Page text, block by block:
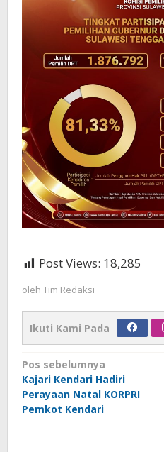
Post Views: 18,285
oleh Tim Redaksi
Ikuti Kami Pada
Navigasi
pos
Pos sebelumnya
Kajari Kendari Hadiri
Perayaan Natal KORPRI
Pemkot Kendari